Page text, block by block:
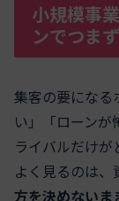
小規模事
ンでつま
集客の要になる
い」「ローン
ライバルだけ
よく見るのは、
方を決めないま